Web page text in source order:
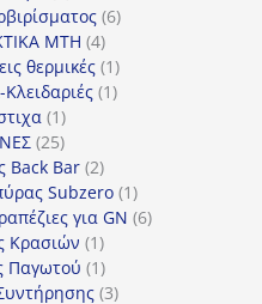
προϊόν
66
MTH 44
προϊόντα
θερμικές 11
προϊόν
11
11
προϊόν
2525
προϊόντα
Back Bar 22
προϊόντα
Subzero 11
προϊόν
για GN 66
Κρασιών 11
προϊόν
Παγωτού 11
προϊόν
33